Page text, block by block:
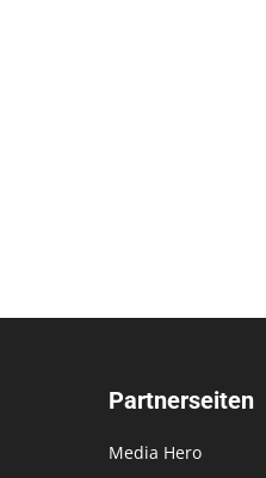
Partnerseiten
Media Hero